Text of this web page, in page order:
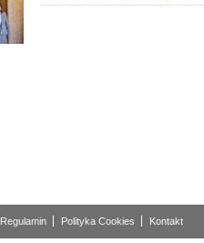
Regulamin Polityka Cookies Kontakt